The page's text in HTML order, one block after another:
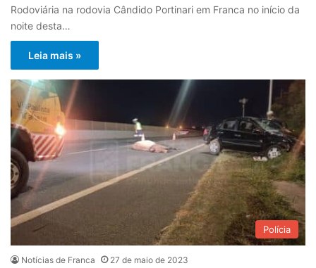
Rodoviária na rodovia Cândido Portinari em Franca no início da
noite desta…
Leia mais »
Polícia
Notícias de Franca 27 de maio de 2023